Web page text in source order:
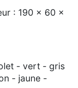
: 190 x 60 x
- vert - gris
- jaune -